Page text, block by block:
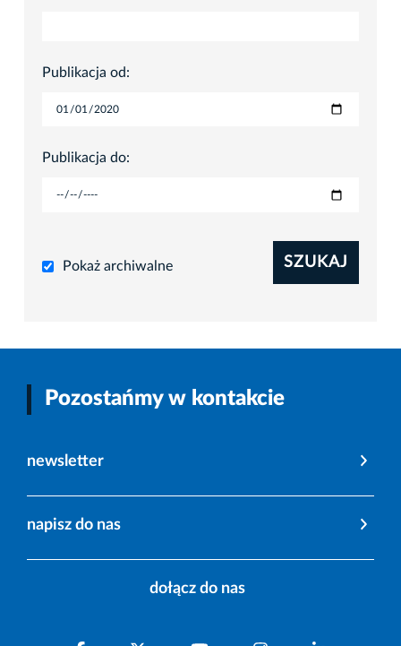
Publikacja od:
Publikacja do:
Pokaż archiwalne SZUKAJ
Pozostańmy w kontakcie
newsletter
napisz do nas
dołącz do nas